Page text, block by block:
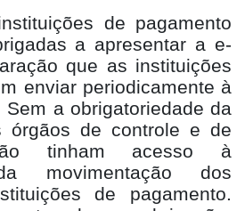
de pagamento
a apresentar a e-
que as instituições
enviar periodicamente à
Sem a obrigatoriedade da
órgãos de controle e de
tinham acesso à
movimentação dos
de pagamento.